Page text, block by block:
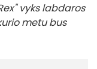
vyks labdaros
metu bus